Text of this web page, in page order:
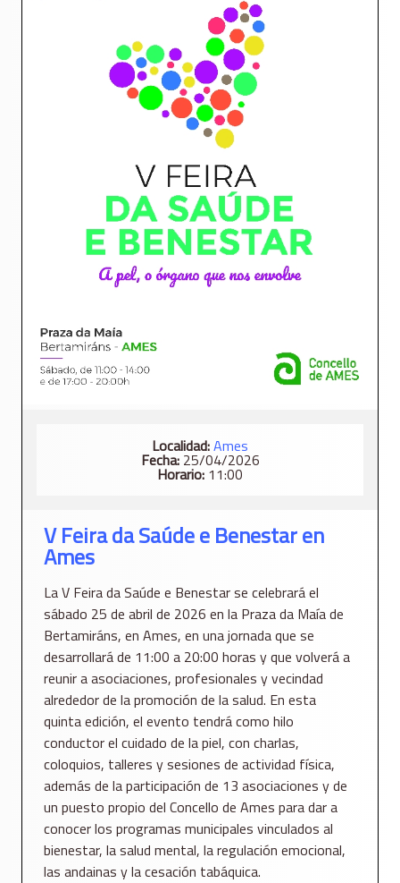
Localidad:Ames
Fecha:25/04/2026
Horario: 11:00
V Feira da Saúde e Benestar en
Ames
La V Feira da Saúde e Benestar se celebrará el
sábado 25 de abril de 2026 en la Praza da Maía de
Bertamiráns, en Ames, en una jornada que se
desarrollará de 11:00 a 20:00 horas y que volverá a
reunir a asociaciones, profesionales y vecindad
alrededor de la promoción de la salud. En esta
quinta edición, el evento tendrá como hilo
conductor el cuidado de la piel, con charlas,
coloquios, talleres y sesiones de actividad física,
además de la participación de 13 asociaciones y de
un puesto propio del Concello de Ames para dar a
conocer los programas municipales vinculados al
bienestar, la salud mental, la regulación emocional,
las andainas y la cesación tabáquica.